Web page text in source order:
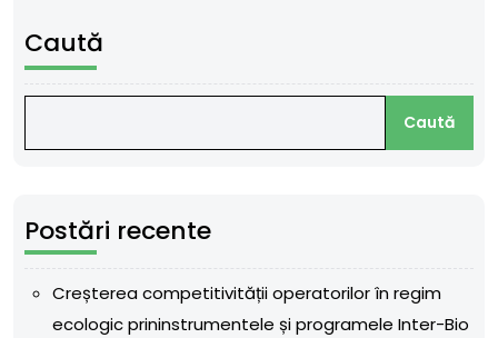
Caută
Caută
Postări recente
Creșterea competitivității operatorilor în regim
ecologic prininstrumentele și programele Inter-Bio